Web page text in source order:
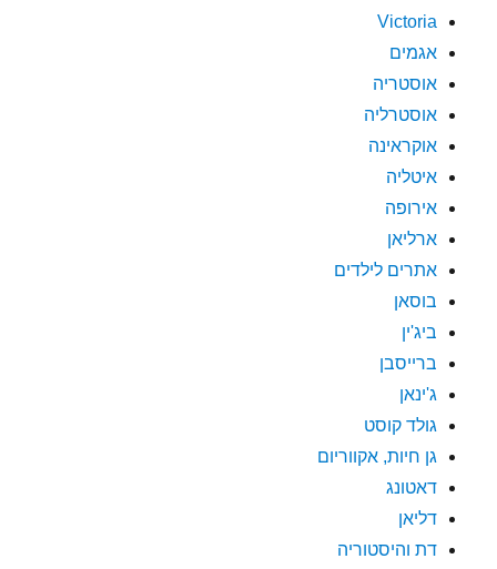
Victoria
אגמים
אוסטריה
אוסטרליה
אוקראינה
איטליה
אירופה
ארליאן
אתרים לילדים
בוסאן
ביג'ין
ברייסבן
ג'ינאן
גולד קוסט
גן חיות, אקווריום
דאטונג
דליאן
דת והיסטוריה